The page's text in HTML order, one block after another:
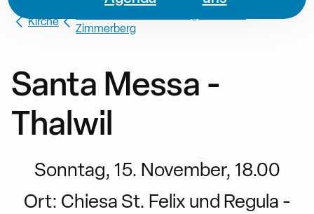
Kirche
Zimmerberg
Santa Messa -
Thalwil
Sonntag, 15. November, 18.00
Ort: Chiesa St. Felix und Regula -